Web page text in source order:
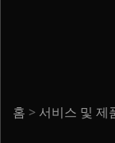
홈 > 서비스 및 제